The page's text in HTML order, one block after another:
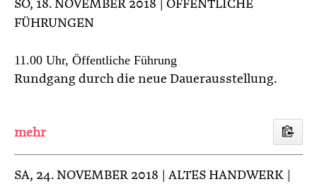
SO, 18. NOVEMBER 2018 | ÖFFENTLICHE
FÜHRUNGEN
11.00 Uhr, Öffentliche Führung
Rundgang durch die neue Dauerausstellung.
SA, 24. NOVEMBER 2018 | ALTES HANDWERK |